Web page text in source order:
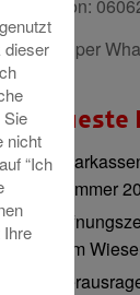
Telefon:
Auch per
Sommer
zum
dieser
Sie
nicht
“Ich
Ihre